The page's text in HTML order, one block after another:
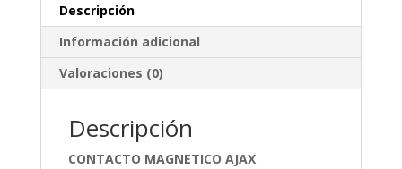
Descripción
Información adicional
Valoraciones (0)
Descripción
CONTACTO MAGNETICO AJAX